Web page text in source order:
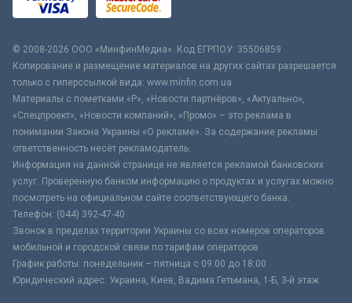
© 2008-2026 ООО «МинфинМедиа». Код ЕГРПОУ: 35506859
Копирование и размещение материалов на других сайтах разрешается
только с гиперссылкой вида: www.minfin.com.ua
Материалы с пометками «Р», «Новости партнёров», «Актуально»,
«Спецпроект», «Новости компаний», «Промо» – это реклама в
понимании Закона Украины «О рекламе». За содержание рекламы
ответственность несёт рекламодатель.
Информация на данной странице не является рекламой банковских
услуг. Проверенную банком информацию о продуктах и услугах можно
посмотреть на официальном сайте соответствующего банка.
Телефон: (044) 392-47-40
Звонок в пределах территории Украины со всех номеров операторов
мобильной и городской связи по тарифам операторов
График работы: понедельник – пятница с 09:00 до 18:00
Юридический адрес: Украина, Киев, Вадима Гетьмана, 1-Б, 3-й этаж